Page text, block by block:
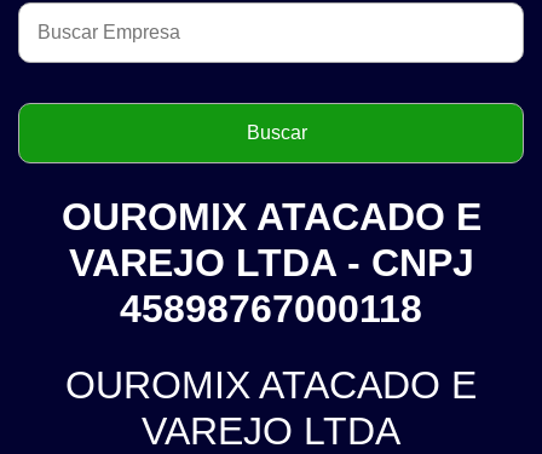
OUROMIX ATACADO E
VAREJO LTDA - CNPJ
45898767000118
OUROMIX ATACADO E
VAREJO LTDA